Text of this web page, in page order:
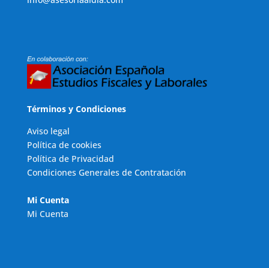
Términos y Condiciones
Aviso legal
Política de cookies
Política de Privacidad
Condiciones Generales de Contratación
Mi Cuenta
Mi Cuenta